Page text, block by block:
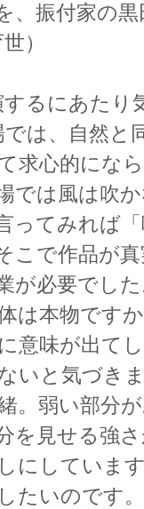
、振付家の
）
するにあたり
は、自然と
求心的にな
では風は吹
ってみれば
こで作品が
が必要でし
は本物です
意味が出て
いと気づき
。弱い部分
を見せる強
にしていま
たいのです。